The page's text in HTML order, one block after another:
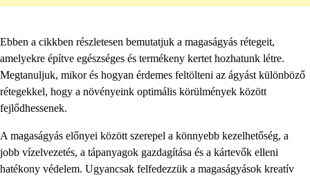
Ebben a cikkben részletesen bemutatjuk a magaságyás rétegeit,
amelyekre építve egészséges és termékeny kertet hozhatunk létre.
Megtanuljuk, mikor és hogyan érdemes feltölteni az ágyást különböző
rétegekkel, hogy a növényeink optimális körülmények között
fejlődhessenek.
A magaságyás előnyei között szerepel a könnyebb kezelhetőség, a
jobb vízelvezetés, a tápanyagok gazdagítása és a kártevők elleni
hatékony védelem. Ugyancsak felfedezzük a magaságyások kreatív